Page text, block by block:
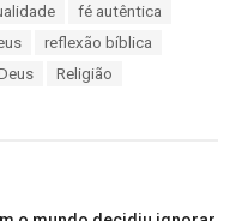
fé autêntica
reflexão bíblica
Religião